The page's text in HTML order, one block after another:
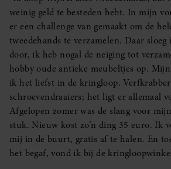
weinig geld te besteden hebt. In mijn
er een challenge van gemaakt om de
tweedehands te verzamelen. Daar
door, ik heb nogal de neiging tot
hobby oude antieke meubeltjes op.
ik het liefst in de kringloop.
schroevendraaiers; het ligt er allemaal
Afgelopen zomer was de slang voor
stuk. Nieuw kost zo’n ding 35 euro. Ik
mij in de buurt, gratis af te halen. En
het begaf, vond ik bij de